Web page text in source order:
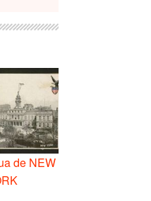
de NEW